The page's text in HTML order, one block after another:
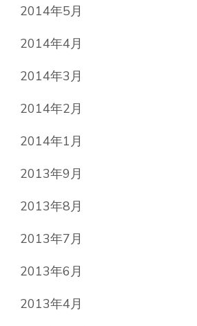
2014年5月
2014年4月
2014年3月
2014年2月
2014年1月
2013年9月
2013年8月
2013年7月
2013年6月
2013年4月